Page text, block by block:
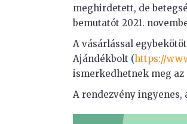
meghirdetett, de
bemutatót 2021.
A vásárlással
Ajándékbolt (https://
ismerkedhetnek meg az
A rendezvény